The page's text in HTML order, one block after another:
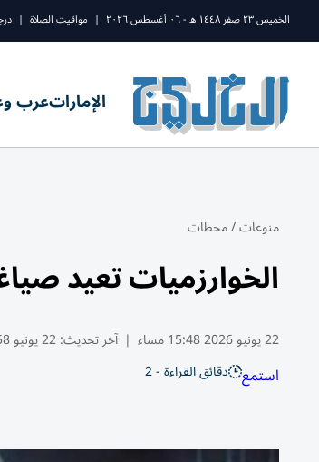
الخميس ٢٣ صفر ١٤٤٨ ه - ٠٦ أغسطس ٢٠٢٦ | مواقيت الصلاة |
الإماراتعرب
منوعات/محطات
الخوارزميات تعيد
22 يونيو 2026 15:48 مساء | آخر تحديث:22 يونيو 15:58 2026
استمع دقائق القراءة - 2